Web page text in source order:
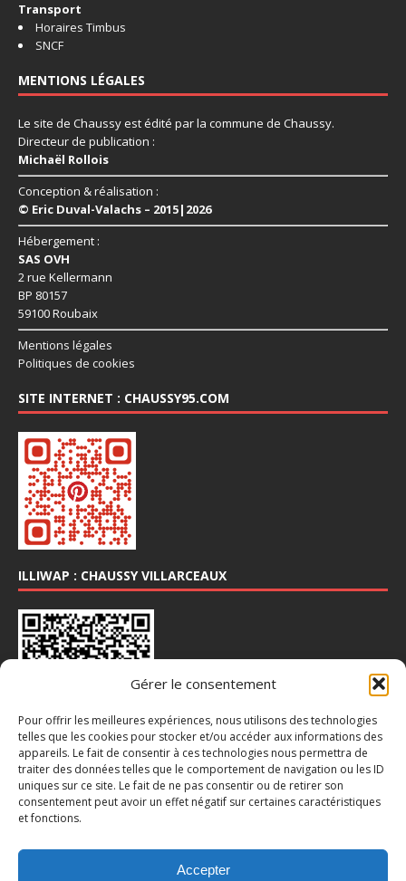
Gérer le consentement
Pour offrir les meilleures expériences, nous utilisons des technologies
telles que les cookies pour stocker et/ou accéder aux informations des
appareils. Le fait de consentir à ces technologies nous permettra de
traiter des données telles que le comportement de navigation ou les ID
uniques sur ce site. Le fait de ne pas consentir ou de retirer son
consentement peut avoir un effet négatif sur certaines caractéristiques
et fonctions.
Accepter
Transport
Horaires Timbus
SNCF
MENTIONS LÉGALES
Le site de Chaussy est édité par la commune de Chaussy.
Directeur de publication :
Michaël Rollois
Conception & réalisation :
© Eric Duval-Valachs – 2015|2026
Hébergement :
SAS OVH
2 rue Kellermann
BP 80157
59100 Roubaix
Mentions légales
Politiques de cookies
SITE INTERNET : CHAUSSY95.COM
ILLIWAP : CHAUSSY VILLARCEAUX
INSTA : @CHAUSSY_VILLARCEAUX